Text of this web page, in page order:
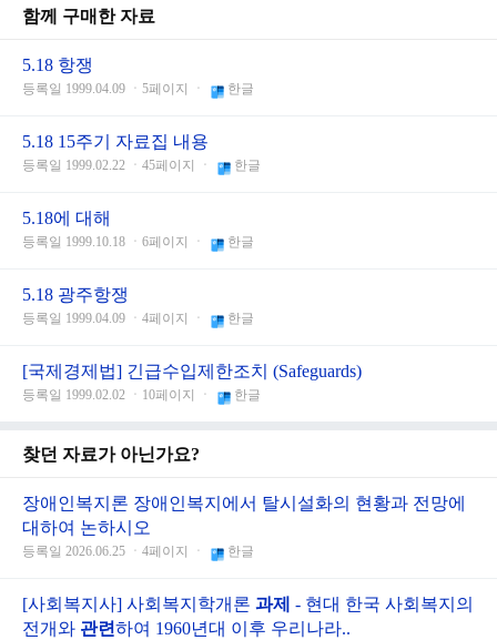
함께 구매한 자료
5.18 항쟁
등록일 1999.04.09 ㆍ5페이지 ㆍ 한글
5.18 15주기 자료집 내용
등록일 1999.02.22 ㆍ45페이지 ㆍ 한글
5.18에 대해
등록일 1999.10.18 ㆍ6페이지 ㆍ 한글
5.18 광주항쟁
등록일 1999.04.09 ㆍ4페이지 ㆍ 한글
[국제경제법] 긴급수입제한조치 (Safeguards)
등록일 1999.02.02 ㆍ10페이지 ㆍ 한글
찾던 자료가 아닌가요?
장애인복지론 장애인복지에서 탈시설화의 현황과 전망에
대하여 논하시오
등록일 2026.06.25 ㆍ4페이지 ㆍ 한글
[사회복지사] 사회복지학개론 과제 - 현대 한국 사회복지의
전개와 관련하여 1960년대 이후 우리나라..